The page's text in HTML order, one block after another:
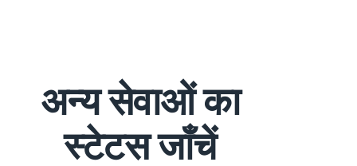
अन्य सेवाओं का
स्टेटस जाँचें